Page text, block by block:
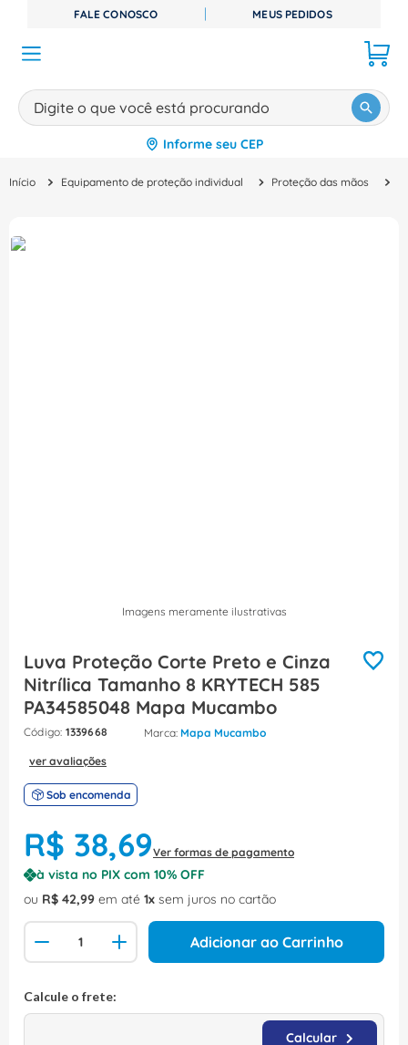
FALE CONOSCO MEUS PEDIDOS
Digite o que você está procurando
Informe seu CEP
Equipamento de proteção individual Proteção das mãos
Imagens meramente ilustrativas
Luva Proteção Corte Preto e Cinza
Nitrílica Tamanho 8 KRYTECH 585
PA34585048 Mapa Mucambo
: 1339668 Mapa Mucambo
ver avaliações
Sob encomenda
R$ 38,69Ver formas de pagamento
à vista no PIX com 10% OFF
ou R$ 42,99 em até 1 sem juros no cartão
Adicionar ao Carrinho
TERMOS MAIS BUSCADOS
º disjuntor